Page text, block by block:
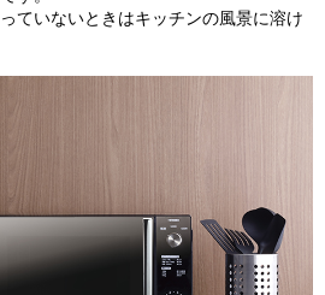
ていないときはキッチンの風景に溶け